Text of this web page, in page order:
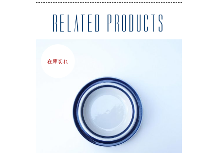
RELATED PRODUCTS
在庫切れ